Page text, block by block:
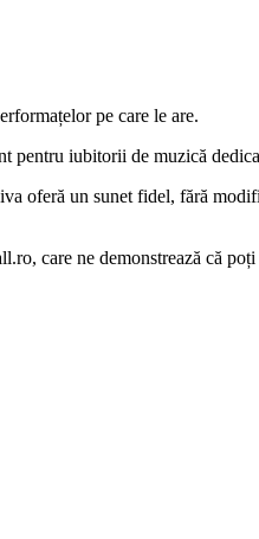
pe care le are.
pentru iubitorii de muzică
oferă un sunet fidel, fără
care ne demonstrează că